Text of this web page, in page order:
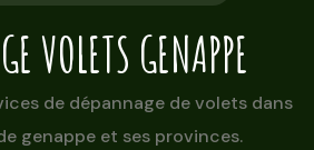
VOLETS GENAPPE
de dépannage de volets dans
genappe et ses provinces.